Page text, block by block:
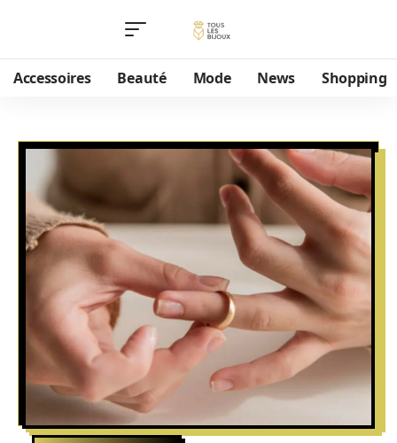
Accessoires Beauté Mode News Shopping